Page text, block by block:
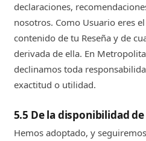
declaraciones,
nosotros. Como Usuario eres
contenido de tu Reseña y de
derivada de ella. En
declinamos toda
exactitud o utilidad.
5.5 De la disponibilidad de
Hemos adoptado, y